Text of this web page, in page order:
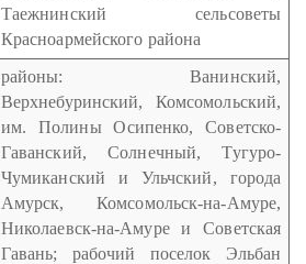
Таежнинский сельсоветы
Красноармейского района
районы: Ванинский,
Верхнебуринский, Комсомольский,
им. Полины Осипенко, Советско-
Гаванский, Солнечный, Тугуро-
Чумиканский и Ульчский, города
Амурск, Комсомольск-на-Амуре,
Николаевск-на-Амуре и Советская
Гавань; рабочий поселок Эльбан